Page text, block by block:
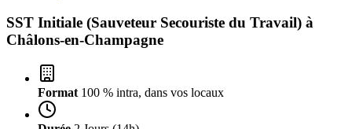
SST Initiale (Sauveteur Secouriste du Travail) à
Châlons-en-Champagne
Format 100 % intra, dans vos locaux